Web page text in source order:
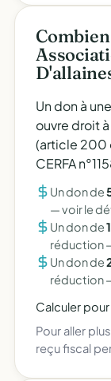
Un don à
ouvre droit
(article 200
CERFA
Un don de
—voir le
Un don de
réduction
Un don de
réduction
Calculer
Pour aller
reçu fiscal